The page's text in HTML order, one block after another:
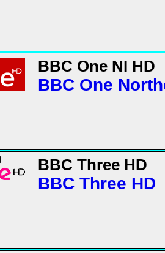
BBC One NI HD
BBC One
BBC Three HD
BBC Three HD